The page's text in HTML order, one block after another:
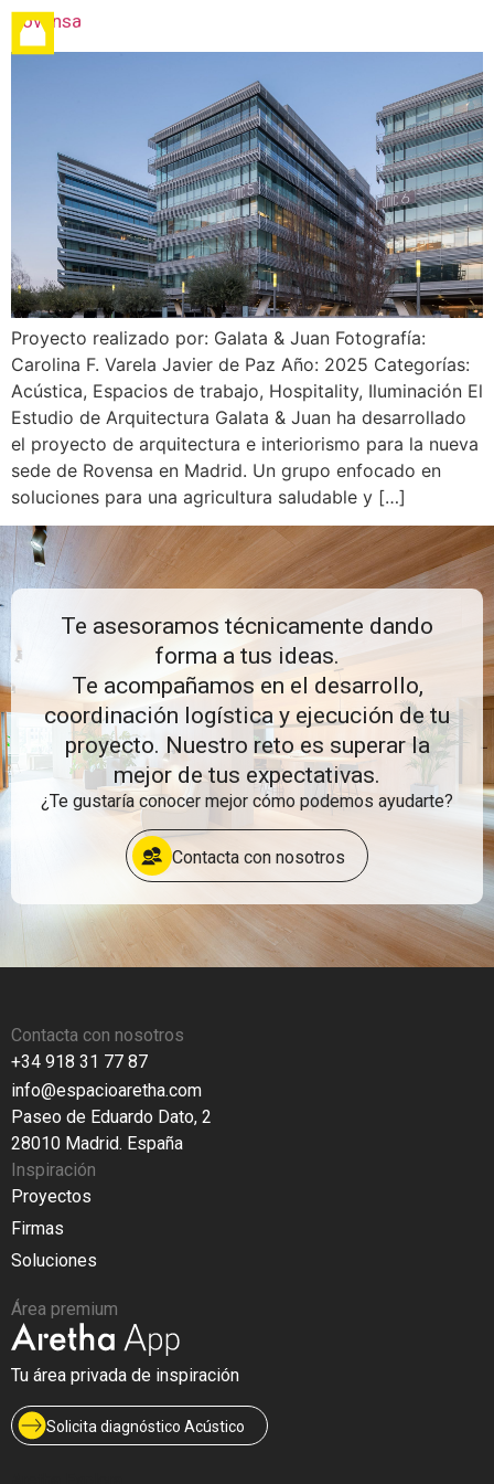
Rovensa
Proyecto realizado por: Galata & Juan Fotografía:
Carolina F. Varela Javier de Paz Año: 2025 Categorías:
Acústica, Espacios de trabajo, Hospitality, Iluminación El
Estudio de Arquitectura Galata & Juan ha desarrollado
el proyecto de arquitectura e interiorismo para la nueva
sede de Rovensa en Madrid. Un grupo enfocado en
soluciones para una agricultura saludable y […]
Te asesoramos técnicamente dando
forma a tus ideas.
Te acompañamos en el desarrollo,
coordinación logística y ejecución de tu
proyecto. Nuestro reto es superar la
mejor de tus expectativas.
¿Te gustaría conocer mejor cómo podemos ayudarte?
Contacta con nosotros
Contacta con nosotros
+34 918 31 77 87
info@espacioaretha.com
Paseo de Eduardo Dato, 2
28010 Madrid. España
Inspiración
Proyectos
Firmas
Soluciones
Área premium
Tu área privada de inspiración
Solicita diagnóstico Acústico